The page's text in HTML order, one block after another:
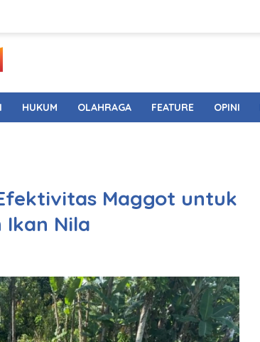
HUKUM OLAHRAGA FEATURE OPINI
Maggot untuk
Nila